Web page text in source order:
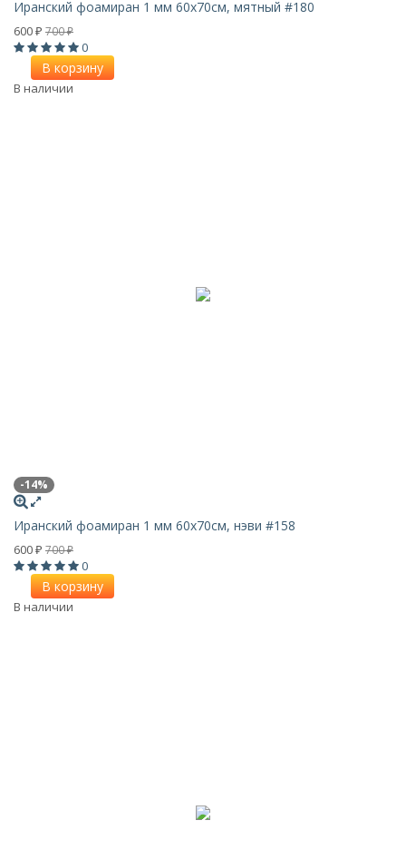
Иранский фоамиран 1 мм 60х70см, мятный #180
600 ₽ 700₽
0
В корзину
В наличии
-14%
Иранский фоамиран 1 мм 60х70см, нэви #158
600 ₽ 700₽
0
В корзину
В наличии